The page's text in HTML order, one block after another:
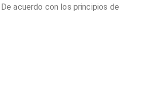
acuerdo con los principios de